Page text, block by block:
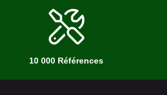
10 000 Références